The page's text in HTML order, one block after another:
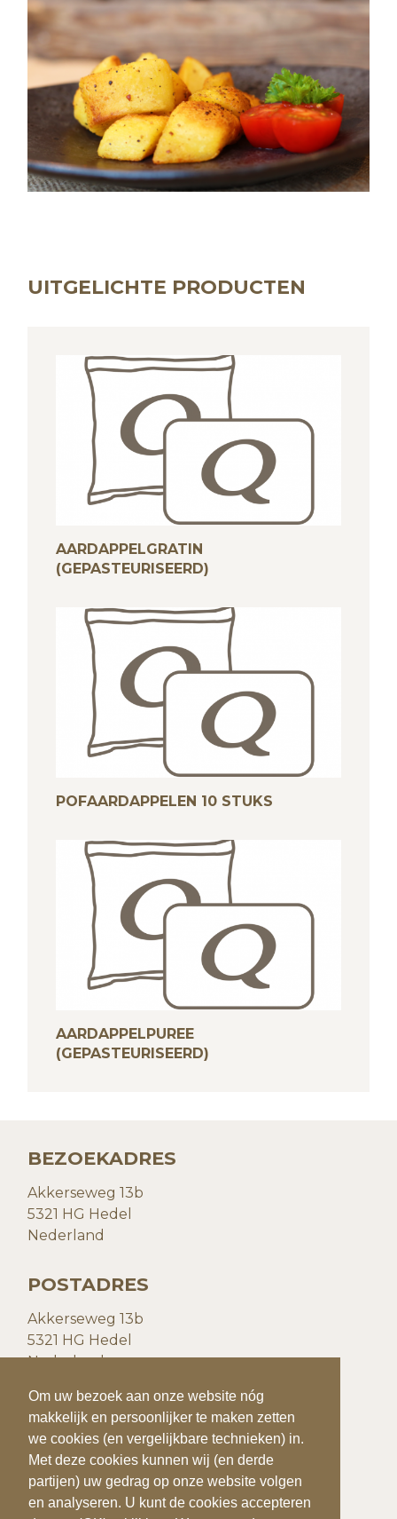
Om uw bezoek aan onze website nóg
makkelijk en persoonlijker te maken zetten
we cookies (en vergelijkbare technieken) in.
Met deze cookies kunnen wij (en derde
partijen) uw gedrag op onze website volgen
en analyseren. U kunt de cookies accepteren
Om uw bezoek aan onze website nóg
makkelijk en persoonlijker te maken zetten
we cookies (en vergelijkbare technieken) in.
Met deze cookies kunnen wij (en derde
partijen) uw gedrag op onze website volgen
en analyseren. U kunt de cookies accepteren
UITGELICHTE PRODUCTEN
AARDAPPELGRATIN
(GEPASTEURISEERD)
POFAARDAPPELEN 10 STUKS
AARDAPPELPUREE
(GEPASTEURISEERD)
BEZOEKADRES
Akkerseweg 13b
5321 HG Hedel
Nederland
POSTADRES
Akkerseweg 13b
5321 HG Hedel
Nederland
CONTACTGEGEVENS
T:+31(0)73 599 20 93
E:info@quiks.nl